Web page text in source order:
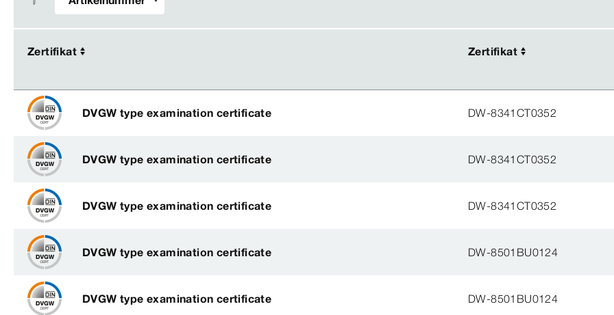
Zertifikat Zertifikat
Zertifikat Zertifikat
DVGW type examination certificate DW-8341CT0352
DVGW type examination certificate DW-8341CT0352
DVGW type examination certificate DW-8341CT0352
DVGW type examination certificate DW-8501BU0124
DVGW type examination certificate DW-8501BU0124